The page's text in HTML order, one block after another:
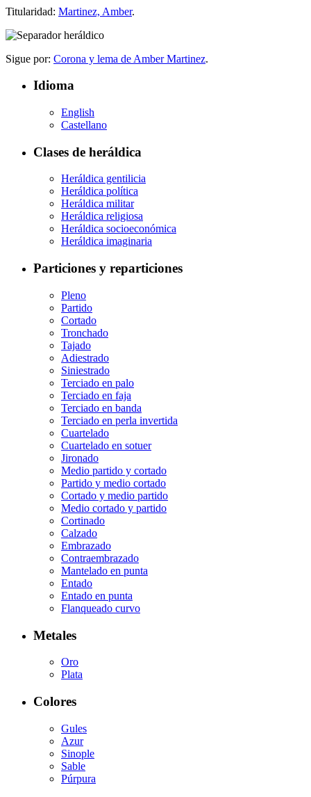
Titularidad: Martinez, Amber.
Sigue por: Corona y lema de Amber Martinez.
Idioma
English
Castellano
Clases de heráldica
Heráldica gentilicia
Heráldica política
Heráldica militar
Heráldica religiosa
Heráldica socioeconómica
Heráldica imaginaria
Particiones y reparticiones
Pleno
Partido
Cortado
Tronchado
Tajado
Adiestrado
Siniestrado
Terciado en palo
Terciado en faja
Terciado en banda
Terciado en perla invertida
Cuartelado
Cuartelado en sotuer
Jironado
Medio partido y cortado
Partido y medio cortado
Cortado y medio partido
Medio cortado y partido
Cortinado
Calzado
Embrazado
Contraembrazado
Mantelado en punta
Entado
Entado en punta
Flanqueado curvo
Metales
Oro
Plata
Colores
Gules
Azur
Sinople
Sable
Púrpura